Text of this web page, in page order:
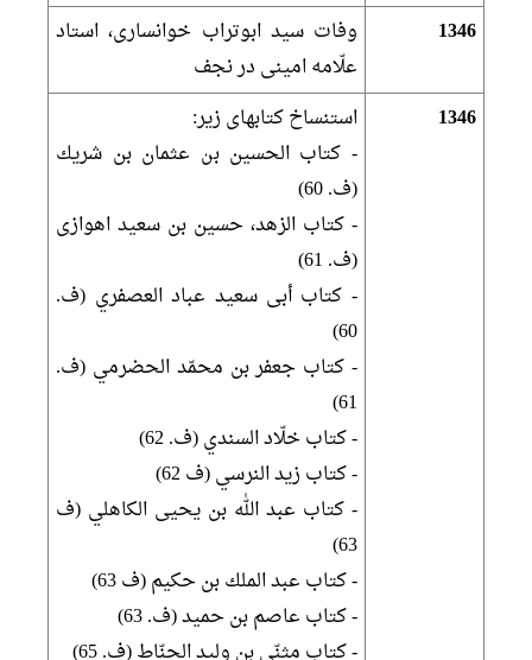
1346
وفات سيد ابوتراب خوانسارى، استاد
علّامه امينى در نجف‏
1346
استنساخ كتاب‏هاى زير:
- كتاب الحسين بن عثمان بن شريك
(ف. 60)
- كتاب الزهد، حسين بن سعيد اهوازى
(ف. 61)
- كتاب أبى سعيد عباد العصفري (ف.
60)
- كتاب جعفر بن محمّد الحضرمي (ف.
61)
- كتاب خلّاد السندي (ف. 62)
- كتاب زيد النرسي (ف 62)
- كتاب عبد الله بن يحيى الكاهلي (ف
63)
- كتاب عبد الملك بن حكيم (ف 63)
- كتاب عاصم بن حميد (ف. 63)
- كتاب مثنّى بن وليد الحنّاط (ف. 65)